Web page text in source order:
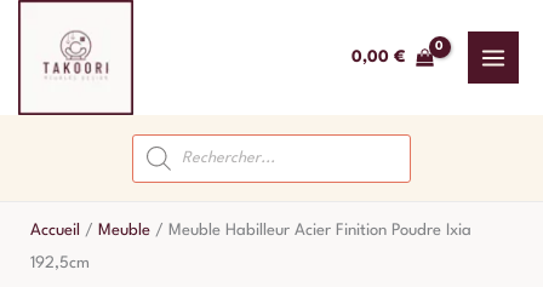
contenu
0,00 €
Recherche
de
produits
Accueil / Meuble / Meuble Habilleur Acier Finition Poudre Ixia
192,5cm